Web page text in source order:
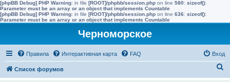
[phpBB Debug] PHP Warning: in file [ROOT]/phpbb/session.php on line 580: sizeof():
Parameter must be an array or an object that implements Countable
[phpBB Debug] PHP Warning: in file [ROOT]/phpbb/session.php on line 636: sizeof():
Parameter must be an array or an object that implements Countable
Черноморское
Правила Интерактивная карта FAQ Вход
Список форумов